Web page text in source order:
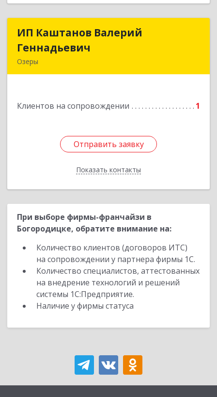
ИП Каштанов Валерий
Геннадьевич
Озеры
Клиентов на сопровождении 1
Отправить заявку
Показать контакты
ИП Каштанов Валерий
Подробнее
Отправить заявку
Назад
При выборе фирмы-франчайзи в
Богородицке, обратите внимание на:
Количество клиентов (договоров ИТС)
на сопровождении у партнера фирмы 1С.
Количество специалистов, аттестованных
на внедрение технологий и решений
системы 1С:Предприятие.
Наличие у фирмы статуса